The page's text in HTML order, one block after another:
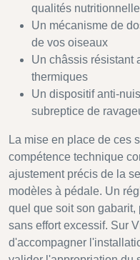
qualités
Un mécanisme de
de vos oiseaux
Un châssis résistant
thermiques
Un dispositif anti-
subreptice de
La mise en place de ces
compétence technique
ajustement précis de la
modèles à pédale. Un
quel que soit son
sans effort excessif. Sur
d'accompagner